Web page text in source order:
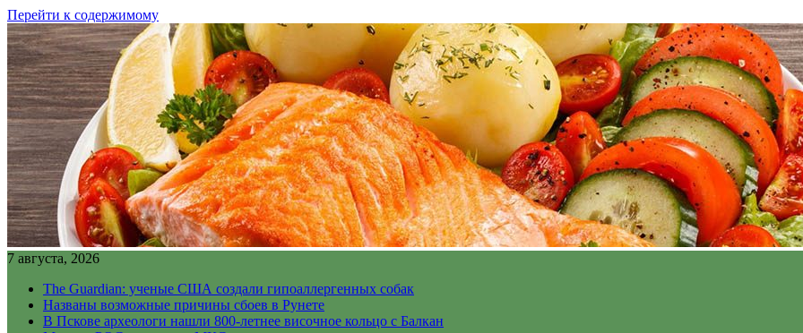
Перейти к содержимому
7 августа, 2026
The Guardian: ученые США создали гипоаллергенных собак
Названы возможные причины сбоев в Рунете
В Пскове археологи нашли 800-летнее височное кольцо с Балкан